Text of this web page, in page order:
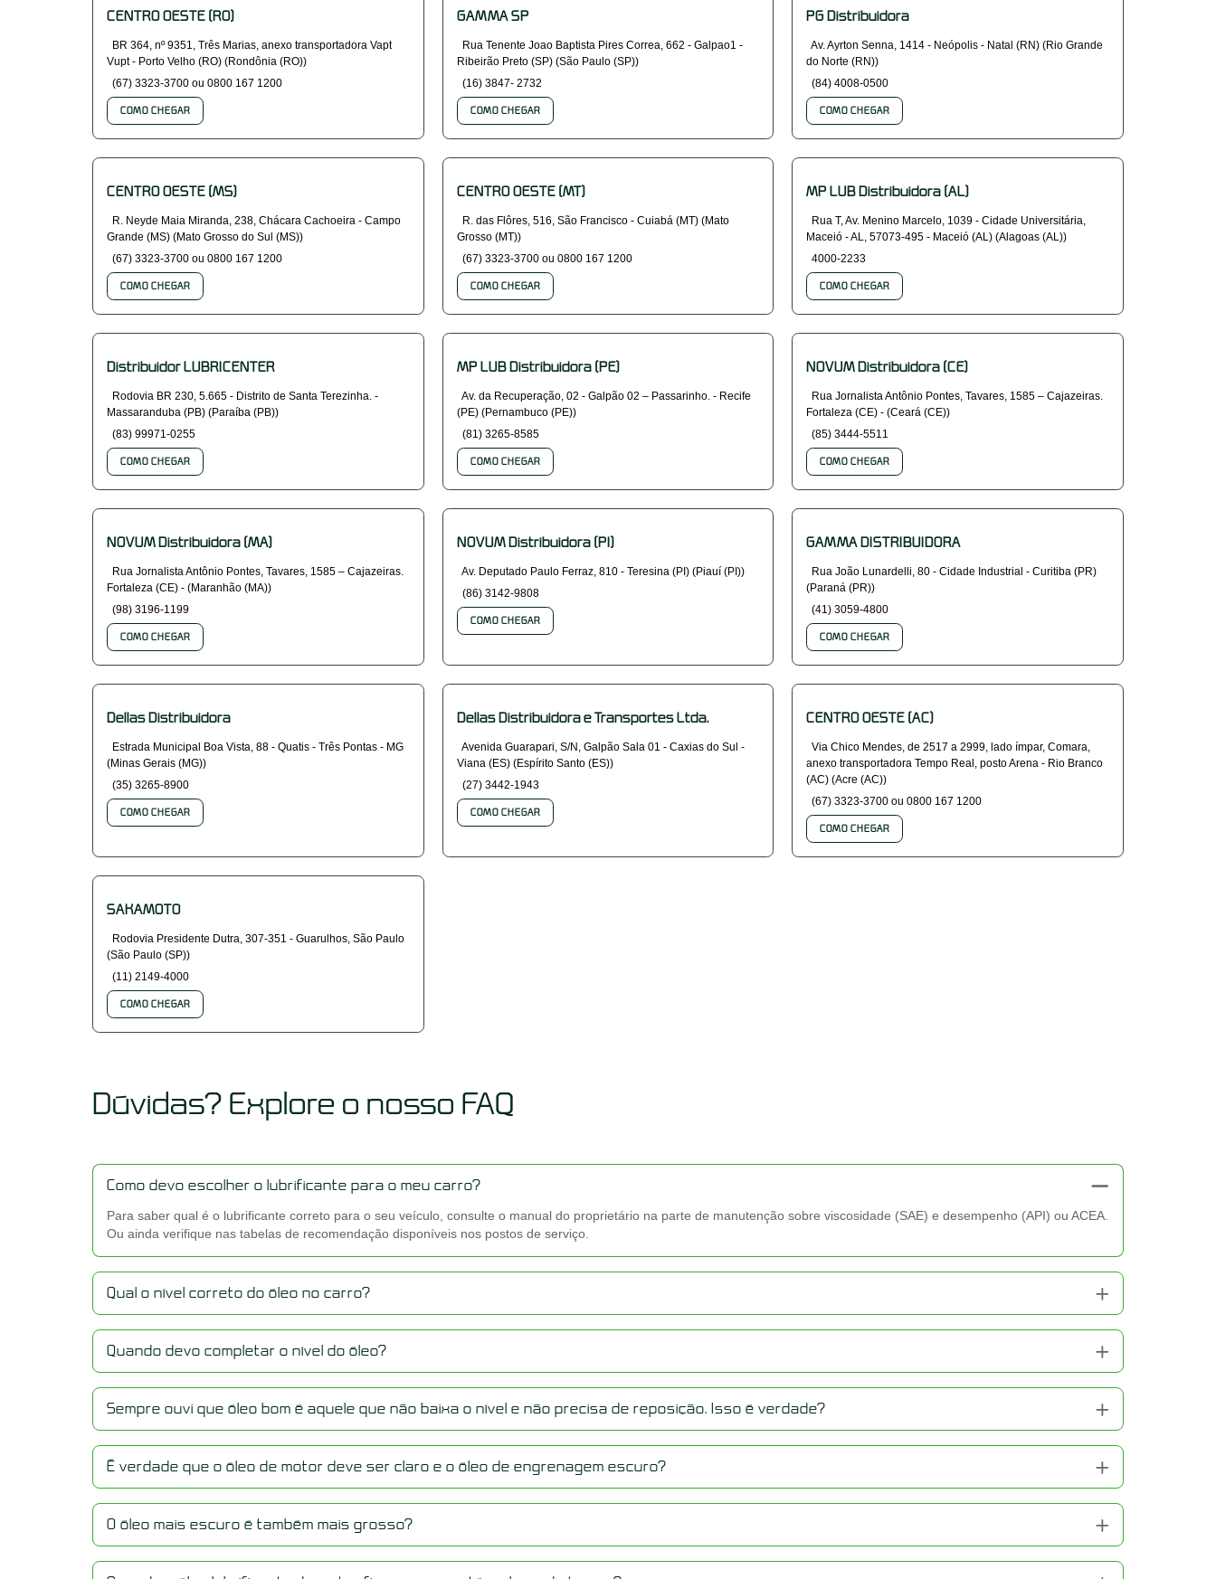
CENTRO OESTE (RO)
BR 364, nº 9351, Três Marias, anexo transportadora Vapt
Vupt - Porto Velho (RO) (Rondônia (RO))
(67) 3323-3700 ou 0800 167 1200
COMO CHEGAR
GAMMA SP
Rua Tenente Joao Baptista Pires Correa, 662 - Galpao1 -
Ribeirão Preto (SP) (São Paulo (SP))
(16) 3847- 2732
COMO CHEGAR
PG Distribuidora
Av. Ayrton Senna, 1414 - Neópolis - Natal (RN) (Rio Grande
do Norte (RN))
(84) 4008-0500
COMO CHEGAR
CENTRO OESTE (MS)
R. Neyde Maia Miranda, 238, Chácara Cachoeira - Campo
Grande (MS) (Mato Grosso do Sul (MS))
(67) 3323-3700 ou 0800 167 1200
COMO CHEGAR
CENTRO OESTE (MT)
R. das Flôres, 516, São Francisco - Cuiabá (MT) (Mato
Grosso (MT))
(67) 3323-3700 ou 0800 167 1200
COMO CHEGAR
MP LUB Distribuidora (AL)
Rua T, Av. Menino Marcelo, 1039 - Cidade Universitária,
Maceió - AL, 57073-495 - Maceió (AL) (Alagoas (AL))
4000-2233
COMO CHEGAR
Distribuidor LUBRICENTER
Rodovia BR 230, 5.665 - Distrito de Santa Terezinha. -
Massaranduba (PB) (Paraíba (PB))
(83) 99971-0255
COMO CHEGAR
MP LUB Distribuidora (PE)
Av. da Recuperação, 02 - Galpão 02 – Passarinho. - Recife
(PE) (Pernambuco (PE))
(81) 3265-8585
COMO CHEGAR
NOVUM Distribuidora (CE)
Rua Jornalista Antônio Pontes, Tavares, 1585 – Cajazeiras.
Fortaleza (CE) - (Ceará (CE))
(85) 3444-5511
COMO CHEGAR
NOVUM Distribuidora (MA)
Rua Jornalista Antônio Pontes, Tavares, 1585 – Cajazeiras.
Fortaleza (CE) - (Maranhão (MA))
(98) 3196-1199
COMO CHEGAR
NOVUM Distribuidora (PI)
Av. Deputado Paulo Ferraz, 810 - Teresina (PI) (Piauí (PI))
(86) 3142-9808
COMO CHEGAR
GAMMA DISTRIBUIDORA
Rua João Lunardelli, 80 - Cidade Industrial - Curitiba (PR)
(Paraná (PR))
(41) 3059-4800
COMO CHEGAR
Dellas Distribuidora
Estrada Municipal Boa Vista, 88 - Quatis - Três Pontas - MG
(Minas Gerais (MG))
(35) 3265-8900
COMO CHEGAR
Dellas Distribuidora e Transportes Ltda.
Avenida Guarapari, S/N, Galpão Sala 01 - Caxias do Sul -
Viana (ES) (Espírito Santo (ES))
(27) 3442-1943
COMO CHEGAR
CENTRO OESTE (AC)
Via Chico Mendes, de 2517 a 2999, lado ímpar, Comara,
anexo transportadora Tempo Real, posto Arena - Rio Branco
(AC) (Acre (AC))
(67) 3323-3700 ou 0800 167 1200
COMO CHEGAR
SAKAMOTO
Rodovia Presidente Dutra, 307-351 - Guarulhos, São Paulo
(São Paulo (SP))
(11) 2149-4000
COMO CHEGAR
Dúvidas? Explore o nosso FAQ
Como devo escolher o lubrificante para o meu carro?
Para saber qual é o lubrificante correto para o seu veículo, consulte o manual do proprietário na parte de manutenção sobre viscosidade (SAE) e desempenho (API) ou ACEA.
Ou ainda verifique nas tabelas de recomendação disponíveis nos postos de serviço.
Qual o nível correto do óleo no carro?
Quando devo completar o nível do óleo?
Sempre ouvi que óleo bom é aquele que não baixa o nível e não precisa de reposição. Isso é verdade?
É verdade que o óleo de motor deve ser claro e o óleo de engrenagem escuro?
O óleo mais escuro é também mais grosso?